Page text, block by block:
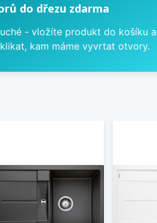
do dřezu zdarma
- vložíte produkt do košíku
kam máme vyvrtat otvory.